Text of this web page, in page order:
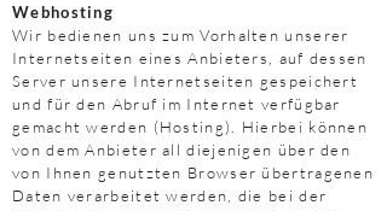
Webhosting
Wir bedienen uns zum Vorhalten unserer
Internetseiten eines Anbieters, auf dessen
Server unsere Internetseiten gespeichert
und für den Abruf im Internet verfügbar
gemacht werden (Hosting). Hierbei können
von dem Anbieter all diejenigen über den
von Ihnen genutzten Browser übertragenen
Daten verarbeitet werden, die bei der